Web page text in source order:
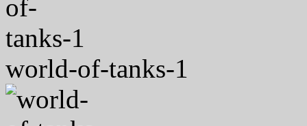
world-of-tanks-1